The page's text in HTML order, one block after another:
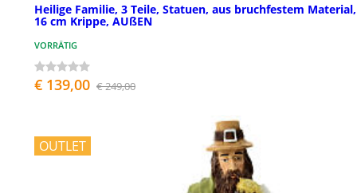
Heilige Familie, 3 Teile, Statuen, aus bruchfestem
16 cm Krippe, AUßEN
VORRÄTIG
€ 139,00 € 249,00
OUTLET